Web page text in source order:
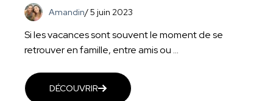
Amandin/5 juin 2023
Si les vacances sont souvent le moment de se
retrouver en famille, entre amis ou ...
DÉCOUVRIR